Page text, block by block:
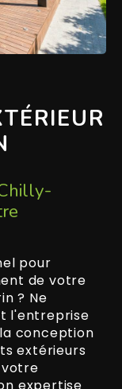
pour
de votre
? Ne
l'entreprise
conception
extérieurs
expertise